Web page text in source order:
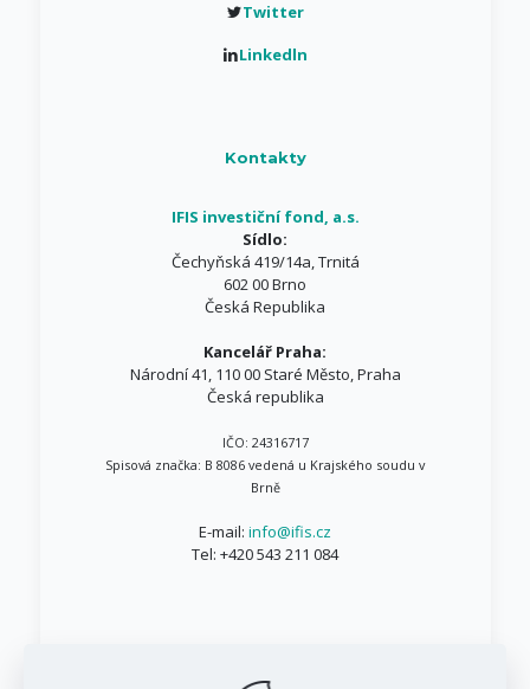
Twitter
Linkedln
Kontakty
IFIS investiční fond, a.s.
Sídlo:
Čechyňská 419/14a, Trnitá
602 00 Brno
Česká Republika
Kancelář Praha:
Národní 41, 110 00 Staré Město, Praha
Česká republika
IČO: 24316717
Spisová značka: B 8086 vedená u Krajského soudu v
Brně
E-mail: info@ifis.cz
Tel: +420 543 211 084